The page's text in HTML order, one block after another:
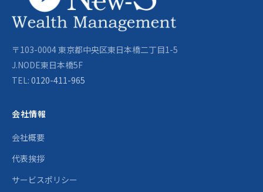
〒103-0004 東京都中央区東日本橋二丁目1-5
J.NODE東日本橋5F
TEL: 0120-411-965
会社情報
会社概要
代表挨拶
サービスポリシー